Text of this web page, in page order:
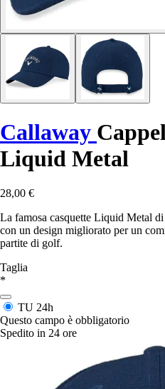
Callaway
Liquid Metal
28,00 €
La famosa casquette Liquid Metal
con un design migliorato per un
partite di golf.
Taglia
*
TU 24h
Questo campo è obbligatorio
Spedito in 24 ore